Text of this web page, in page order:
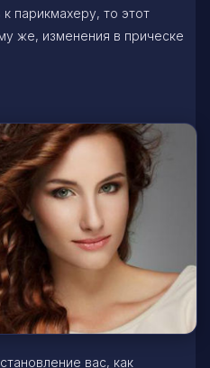
парикмахеру, то этот
же, изменения в прическе
вас, как